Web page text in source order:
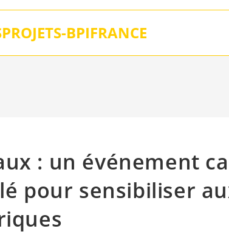
BPIFRANCE
: un événement
pour sensibiliser